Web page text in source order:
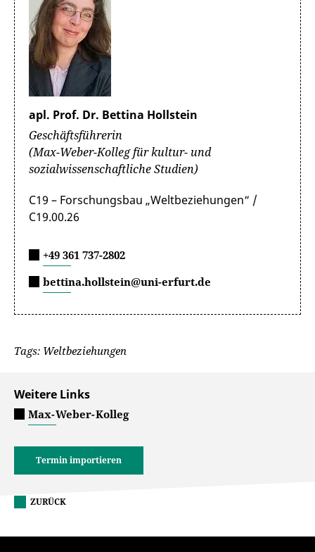
apl. Prof. Dr. Bettina Hollstein
Geschäftsführerin
(Max-Weber-Kolleg für kultur- und
sozialwissenschaftliche Studien)
C19 – Forschungsbau „Weltbeziehungen“ /
C19.00.26
+49 361 737-2802
bettina.hollstein@uni-erfurt.de
Tags: Weltbeziehungen
Weitere Links
Max-Weber-Kolleg
Termin importieren
ZURÜCK